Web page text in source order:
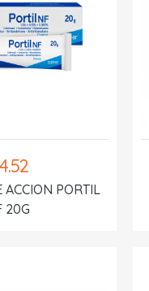
ACCION PORTIL
20G